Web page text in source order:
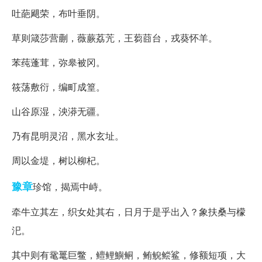
吐葩飓荣，布叶垂阴。
草则箴莎营蒯，薇蕨荔苀，王蒭莔台，戎葵怀羊。
苯莼蓬茸，弥皋被冈。
筱荡敷衍，编町成篁。
山谷原湿，泱漭无疆。
乃有昆明灵沼，黑水玄址。
周以金堤，树以柳杞。
豫章珍馆，揭焉中峙。
牵牛立其左，织女处其右，日月于是乎出入？象扶桑与檬
汜。
其中则有鼋鼍巨鳖，鳣鲤鱮鲖，鲔鲵鲿鲨，修额短项，大